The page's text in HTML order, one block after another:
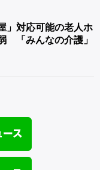
」対応可能の老人ホ
「みんなの介護」